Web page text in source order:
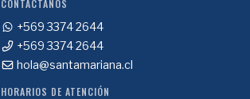
CONTÁCTANOS
+569 3374 2644
+569 3374 2644
hola@santamariana.cl
HORARIOS DE ATENCIÓN